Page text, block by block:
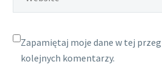
Zapamiętaj moje dane w tej
kolejnych komentarzy.